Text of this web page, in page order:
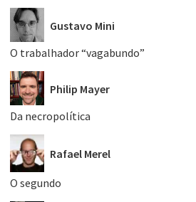
Gustavo Mini
O trabalhador “vagabundo”
Philip Mayer
Da necropolítica
Rafael Merel
O segundo